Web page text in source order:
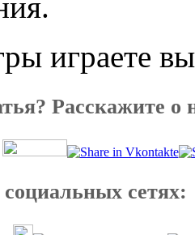
играете
Расскажите о
сетях: